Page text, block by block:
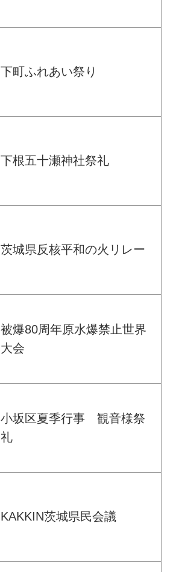
下町ふれあい祭り
下根五十瀬神社祭礼
茨城県反核平和の火リレー
被爆80周年原水爆禁止世界
大会
小坂区夏季行事 観音様祭
礼
KAKKIN茨城県民会議